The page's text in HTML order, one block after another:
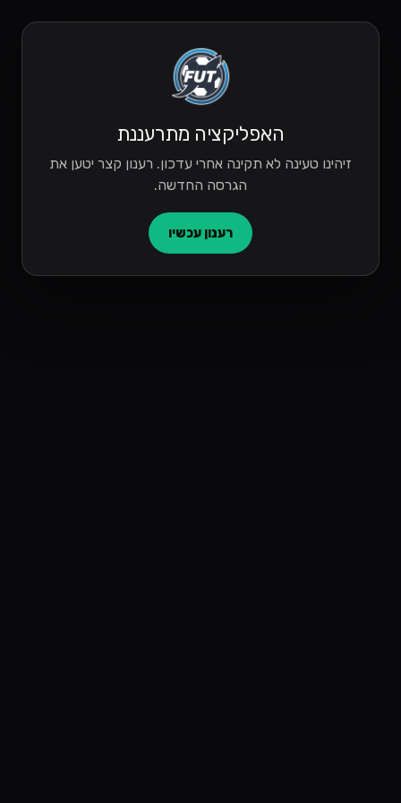
האפליקציה מתרעננת
זיהינו טעינה לא תקינה אחרי עדכון. רענון קצר יטען את
הגרסה החדשה.
רענון עכשיו